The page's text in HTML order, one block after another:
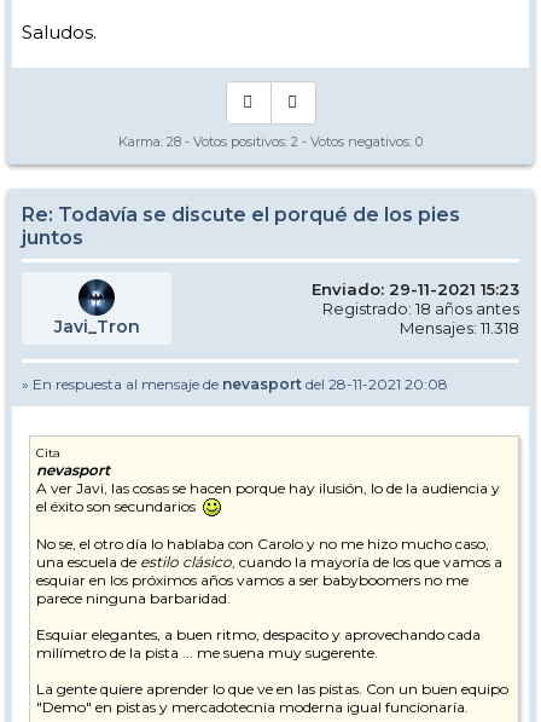
Saludos.
Karma: 28 - Votos positivos: 2 - Votos negativos: 0
Re: Todavía se discute el porqué de los pies
juntos
Javi_Tron
Enviado: 29-11-2021 15:23
Registrado: 18 años antes
Mensajes: 11.318
» En respuesta al mensaje de nevasport del 28-11-2021 20:08
Cita
nevasport
A ver Javi, las cosas se hacen porque hay ilusión, lo de la audiencia y
el éxito son secundarios
No se, el otro día lo hablaba con Carolo y no me hizo mucho caso,
una escuela de estilo clásico, cuando la mayoría de los que vamos a
esquiar en los próximos años vamos a ser babyboomers no me
parece ninguna barbaridad.
Esquiar elegantes, a buen ritmo, despacito y aprovechando cada
milímetro de la pista ... me suena muy sugerente.
La gente quiere aprender lo que ve en las pistas. Con un buen equipo
"Demo" en pistas y mercadotecnia moderna igual funcionaría.